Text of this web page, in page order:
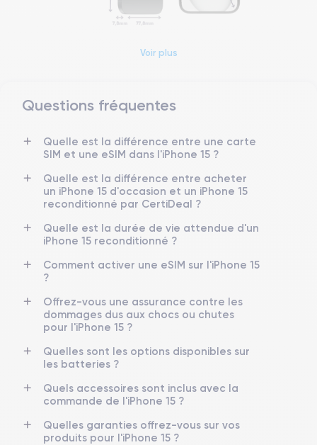
Dimensions et poids iPhone 15
Date de sortie
22/09/2023 iOS (iOS 26)
Dimensions
147.6×71.6×7.8 mm
Poids
171 g
OLED 6.1 pouces
Résolution écran
2556 x 1179 pixels
RAM Memoire interne
128,256 ,512 Go
Nom CPU
Nom GPU
Caméra
4K - 3840 x 2160 px Oui, 20W
Voir plus
Questions fréquentes
Quelle est la différence entre une carte
SIM et une eSIM dans l'iPhone 15 ?
Quelle est la différence entre acheter
un iPhone 15 d'occasion et un iPhone 15
reconditionné par CertiDeal ?
Quelle est la durée de vie attendue d'un
iPhone 15 reconditionné ?
Comment activer une eSIM sur l'iPhone 15
?
Offrez-vous une assurance contre les
dommages dus aux chocs ou chutes
pour l'iPhone 15 ?
Quelles sont les options disponibles sur
les batteries ?
Quels accessoires sont inclus avec la
commande de l'iPhone 15 ?
Quelles garanties offrez-vous sur vos
produits pour l'iPhone 15 ?